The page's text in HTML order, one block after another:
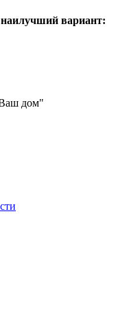
вариант:
дом"